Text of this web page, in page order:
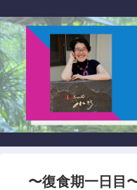
〜復食期一日目